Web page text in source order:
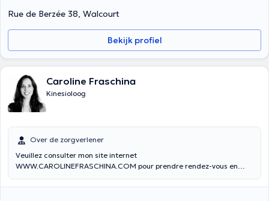
Rue de Berzée 38, Walcourt
Bekijk profiel
Caroline Fraschina
Kinesioloog
Over de zorgverlener
Veuillez consulter mon site internet
WWW.CAROLINEFRASCHINA.COM pour prendre rendez-vous en
rendez-vous proposé ne vous convient, vous pouvez me joindre au